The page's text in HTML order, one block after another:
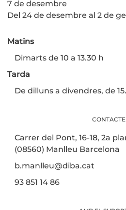
7 de desembre
Del 24 de desembre al 2 de
Matins
Dimarts de 10 a 13.30 h
Tarda
De dilluns a divendres, de
CONTACTE
Carrer del Pont, 16-18, 2a
(08560) Manlleu Barcelona
b.manlleu@diba.cat
93 851 14 86